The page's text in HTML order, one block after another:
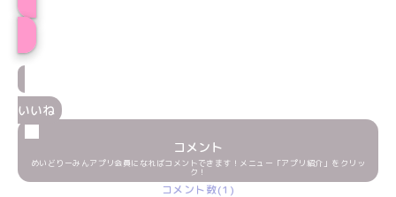
いいね
コメント
めいどりーみんアプリ会員になればコメントできます！メニュー「アプリ紹介」をクリッ
ク！
コメント数(1)